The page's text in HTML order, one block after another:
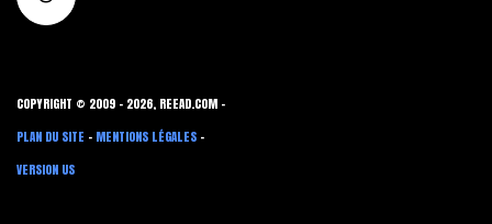
COPYRIGHT © 2009 - 2026, REEAD.COM -
PLAN DU SITE - MENTIONS LÉGALES -
VERSION US